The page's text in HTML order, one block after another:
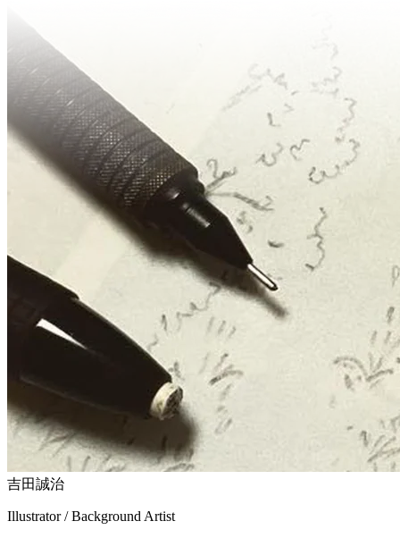
吉田誠治
Illustrator / Background Artist